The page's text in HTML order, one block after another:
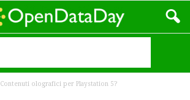
Contenuti olografici per Playstation 5?